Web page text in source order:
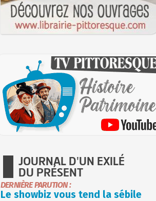
JOURNAL D'UN EXILÉ
DU PRÉSENT
DERNIÈRE PARUTION :
Le showbiz vous tend la sébile